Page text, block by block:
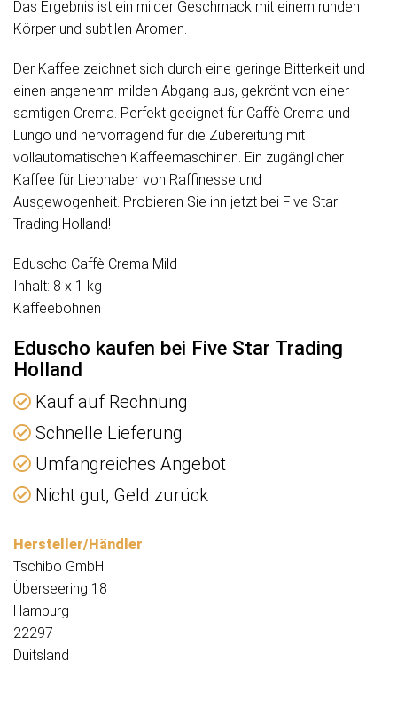
Das Ergebnis ist ein milder Geschmack mit einem runden
Körper und subtilen Aromen.
Der Kaffee zeichnet sich durch eine geringe Bitterkeit und
einen angenehm milden Abgang aus, gekrönt von einer
samtigen Crema. Perfekt geeignet für Caffè Crema und
Lungo und hervorragend für die Zubereitung mit
vollautomatischen Kaffeemaschinen. Ein zugänglicher
Kaffee für Liebhaber von Raffinesse und
Ausgewogenheit. Probieren Sie ihn jetzt bei Five Star
Trading Holland!
Eduscho Caffè Crema Mild
Inhalt: 8 x 1 kg
Kaffeebohnen
Eduscho kaufen bei Five Star Trading
Holland
Kauf auf Rechnung
Schnelle Lieferung
Umfangreiches Angebot
Nicht gut, Geld zurück
Hersteller/Händler
Tschibo GmbH
Überseering 18
Hamburg
22297
Duitsland